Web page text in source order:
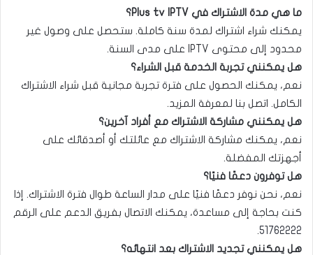
ما هي مدة الاشتراك في Plus tv IPTV؟
يمكنك شراء اشتراك لمدة سنة كاملة. ستحصل على وصول غير
محدود إلى محتوى IPTV على مدى السنة.
هل يمكنني تجربة الخدمة قبل الشراء؟
نعم، يمكنك الحصول على فترة تجربة مجانية قبل شراء الاشتراك
الكامل. اتصل بنا لمعرفة المزيد.
هل يمكنني مشاركة الاشتراك مع أفراد آخرين؟
نعم، يمكنك مشاركة الاشتراك مع عائلتك أو أصدقائك على
أجهزتك المفضلة.
هل توفرون دعمًا فنيًا؟
نعم، نحن نوفر دعمًا فنيًا على مدار الساعة طوال فترة الاشتراك. إذا
كنت بحاجة إلى مساعدة، يمكنك الاتصال بفريق الدعم على الرقم
51762222
.
هل يمكنني تجديد الاشتراك بعد انتهائه؟